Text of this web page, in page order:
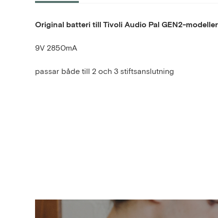
Original batteri till Tivoli Audio Pal GEN2-
9V 2850mA
passar både till 2 och 3 stiftsanslutning